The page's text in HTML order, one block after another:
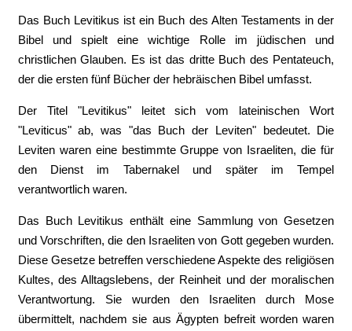
Das Buch Levitikus ist ein Buch des Alten Testaments in der
Bibel und spielt eine wichtige Rolle im jüdischen und
christlichen Glauben. Es ist das dritte Buch des Pentateuch,
der die ersten fünf Bücher der hebräischen Bibel umfasst.
Der Titel "Levitikus" leitet sich vom lateinischen Wort
"Leviticus" ab, was "das Buch der Leviten" bedeutet. Die
Leviten waren eine bestimmte Gruppe von Israeliten, die für
den Dienst im Tabernakel und später im Tempel
verantwortlich waren.
Das Buch Levitikus enthält eine Sammlung von Gesetzen
und Vorschriften, die den Israeliten von Gott gegeben wurden.
Diese Gesetze betreffen verschiedene Aspekte des religiösen
Kultes, des Alltagslebens, der Reinheit und der moralischen
Verantwortung. Sie wurden den Israeliten durch Mose
übermittelt, nachdem sie aus Ägypten befreit worden waren